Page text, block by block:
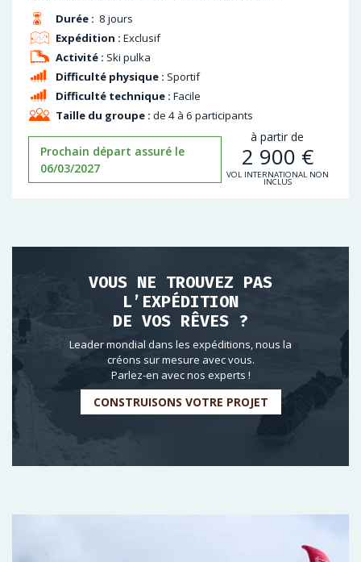
Durée : 8 jours
Difficulté physique : Sportif
Expédition : Exclusif
Difficulté technique : Facile
Activité : Ski pulka
Taille du groupe : de 4 à 6 participants
Prochain départ assuré le
06/03/2027
à partir de
2 900 €
VOL INTERNATIONAL NON
INCLUS
VOUS NE TROUVEZ PAS
L’EXPÉDITION
DE VOS RÊVES ?
Leader mondial dans les expéditions, nous la
créons sur mesure avec vous.
Parlez-en avec nos experts !
CONSTRUISONS VOTRE PROJET